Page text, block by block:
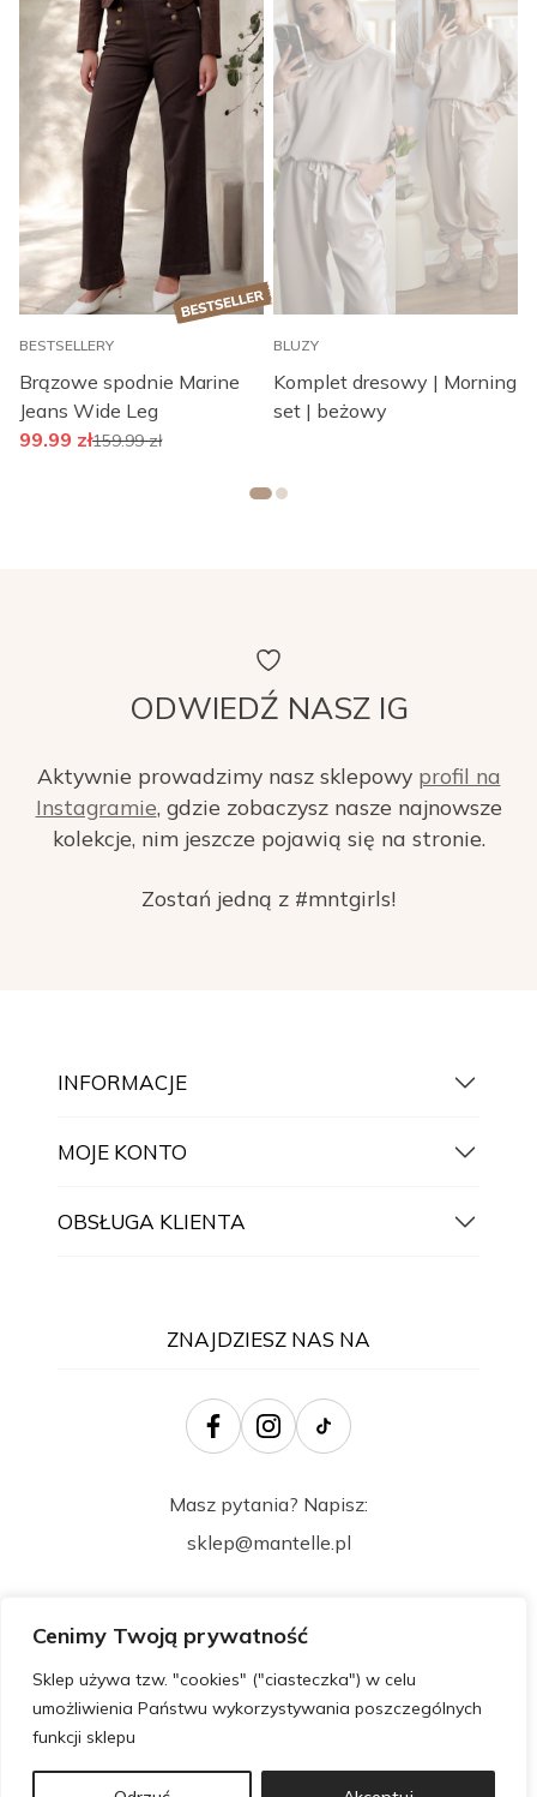
Cenimy Twoją prywatność
Sklep używa tzw. "cookies" ("ciasteczka") w celu
umożliwienia Państwu wykorzystywania poszczególnych
funkcji sklepu
BESTSELLERY
Brązowe spodnie Marine
Jeans Wide Leg
99.99 zł159.99zł
BLUZY
Komplet dresowy | Morning
set | beżowy
ODWIEDŹ NASZ IG
Aktywnie prowadzimy nasz sklepowy profil na
Instagramie, gdzie zobaczysz nasze najnowsze
kolekcje, nim jeszcze pojawią się na stronie.
Zostań jedną z #mntgirls!
INFORMACJE
MOJE KONTO
OBSŁUGA KLIENTA
ZNAJDZIESZ NAS NA
Masz pytania? Napisz:
sklep@mantelle.pl
Wszelkie prawa zastrzeżone @ 2024